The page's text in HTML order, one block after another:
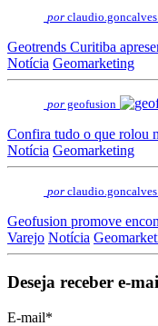
por claudio.goncalves
Geotrends Curitiba
Notícia Geomarketing
por geofusion
Confira tudo o que rolou
Notícia Geomarketing
por claudio.goncalves
Geofusion promove
Varejo Notícia
Deseja receber e-
E-mail*